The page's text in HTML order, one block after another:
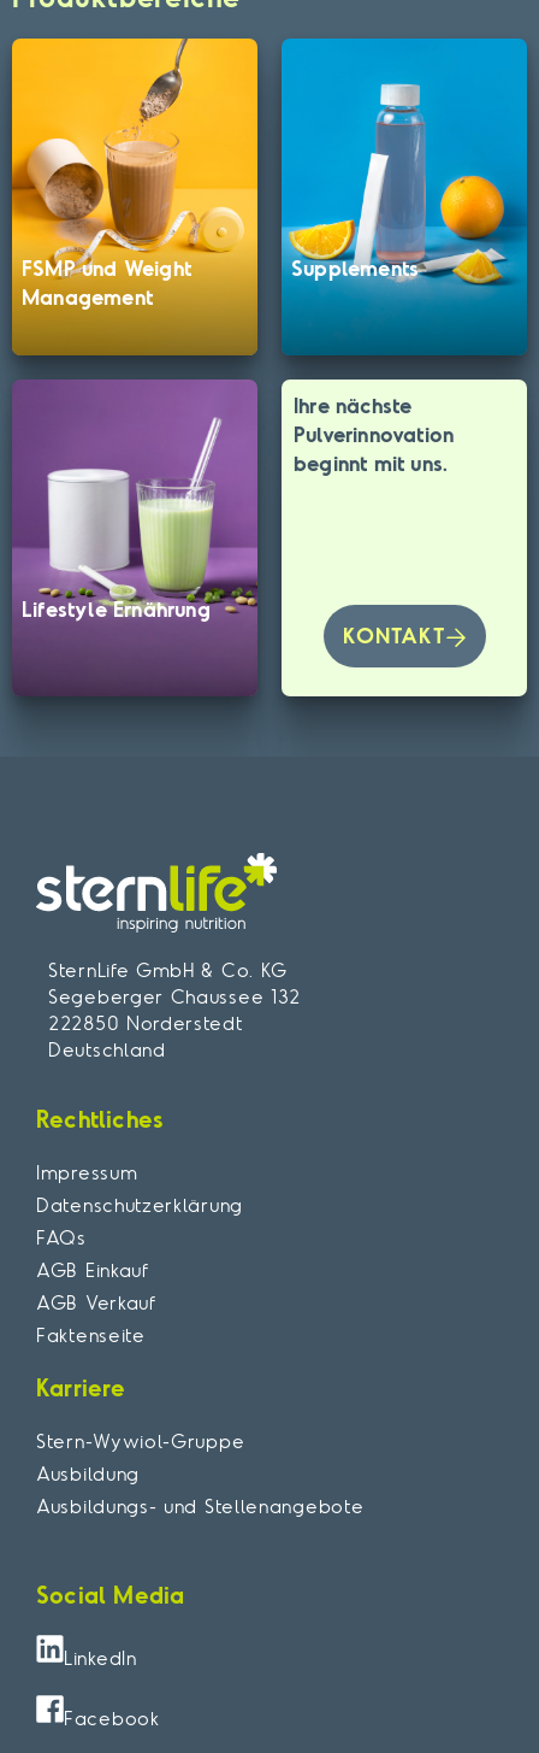
FSMP und Weight
Management
Supplements
Lifestyle Ernährung
Ihre nächste
Pulverinnovation
beginnt mit uns.
KONTAKT
SternLife GmbH & Co. KG
Segeberger Chaussee 132
222850 Norderstedt
Deutschland
Rechtliches
Impressum
Datenschutzerklärung
FAQs
AGB Einkauf
AGB Verkauf
Faktenseite
Karriere
Stern-Wywiol-Gruppe
Ausbildung
Ausbildungs- und Stellenangebote
Social Media
LinkedIn
Facebook